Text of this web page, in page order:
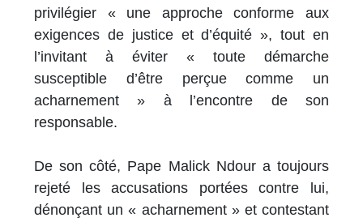
privilégier « une approche conforme aux
exigences de justice et d’équité », tout en
l’invitant à éviter « toute démarche
susceptible d’être perçue comme un
acharnement » à l’encontre de son
responsable.
De son côté, Pape Malick Ndour a toujours
rejeté les accusations portées contre lui,
dénonçant un « acharnement » et contestant